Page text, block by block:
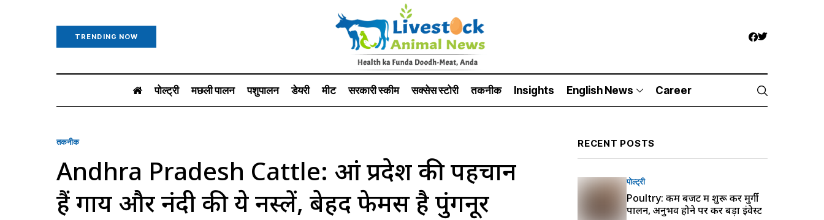
TRENDING NOW
पोल्ट्री मछली पालन पशुपालन डेयरी मीट सरकारी स्की‍म सक्सेस स्टो‍री तकनीक Insights English News Career
तकनीक
Andhra Pradesh Cattle: आंंध्र प्रदेश की पहचान
हैं गाय और नंदी की ये नस्लें, बेहद फेमस है पुंगनूर
RECENT POSTS
पोल्ट्री
Poultry: कम बजट में शुरू करें मुर्गी
पालन, अनुभव होने पर करें बड़ा इंवेस्ट